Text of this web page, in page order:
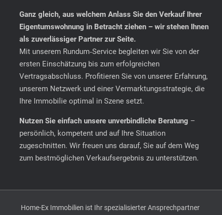
Ganz gleich, aus welchem Anlass Sie den Verkauf Ihrer
Eigentumswohnung in Betracht ziehen – wir stehen Ihnen
als zuverlässiger Partner zur Seite.
Mit unserem Rundum‑Service begleiten wir Sie von der
ersten Einschätzung bis zum erfolgreichen
Vertragsabschluss. Profitieren Sie von unserer Erfahrung,
unserem Netzwerk und einer Vermarktungsstrategie, die
Ihre Immobilie optimal in Szene setzt.
Nutzen Sie einfach unsere unverbindliche Beratung –
persönlich, kompetent und auf Ihre Situation
zugeschnitten. Wir freuen uns darauf, Sie auf dem Weg
zum bestmöglichen Verkaufsergebnis zu unterstützen.
Home-Ex Immobilien ist Ihr spezialisierter Ansprechpartner